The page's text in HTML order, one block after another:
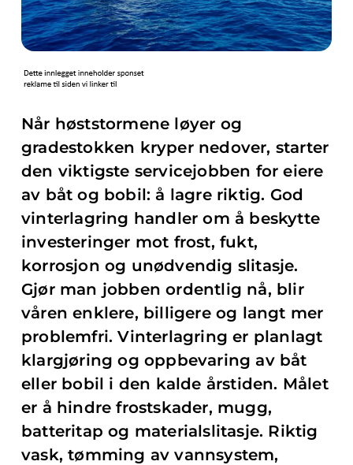
Når høststormene løyer og
gradestokken kryper nedover, starter
den viktigste servicejobben for eiere
av båt og bobil: å lagre riktig. God
vinterlagring handler om å beskytte
investeringer mot frost, fukt,
korrosjon og unødvendig slitasje.
Gjør man jobben ordentlig nå, blir
våren enklere, billigere og langt mer
problemfri. Vinterlagring er planlagt
klargjøring og oppbevaring av båt
eller bobil i den kalde årstiden. Målet
er å hindre frostskader, mugg,
batteritap og materialslitasje. Riktig
vask, tømming av vannsystem,